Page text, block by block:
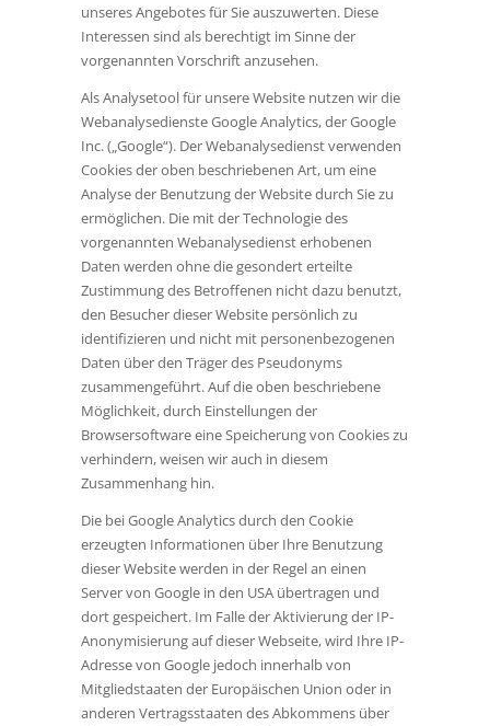
unseres Angebotes für Sie auszuwerten. Diese
Interessen sind als berechtigt im Sinne der
vorgenannten Vorschrift anzusehen.
Als Analysetool für unsere Website nutzen wir die
Webanalysedienste Google Analytics, der Google
Inc. („Google“). Der Webanalysedienst verwenden
Cookies der oben beschriebenen Art, um eine
Analyse der Benutzung der Website durch Sie zu
ermöglichen. Die mit der Technologie des
vorgenannten Webanalysedienst erhobenen
Daten werden ohne die gesondert erteilte
Zustimmung des Betroffenen nicht dazu benutzt,
den Besucher dieser Website persönlich zu
identifizieren und nicht mit personenbezogenen
Daten über den Träger des Pseudonyms
zusammengeführt. Auf die oben beschriebene
Möglichkeit, durch Einstellungen der
Browsersoftware eine Speicherung von Cookies zu
verhindern, weisen wir auch in diesem
Zusammenhang hin.
Die bei Google Analytics durch den Cookie
erzeugten Informationen über Ihre Benutzung
dieser Website werden in der Regel an einen
Server von Google in den USA übertragen und
dort gespeichert. Im Falle der Aktivierung der IP-
Anonymisierung auf dieser Webseite, wird Ihre IP-
Adresse von Google jedoch innerhalb von
Mitgliedstaaten der Europäischen Union oder in
anderen Vertragsstaaten des Abkommens über